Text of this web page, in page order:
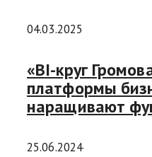
04.03.2025
«BI-круг
платформы
наращивают
25.06.2024